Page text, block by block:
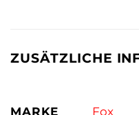
ZUSÄTZLICHE
MARKE Fox